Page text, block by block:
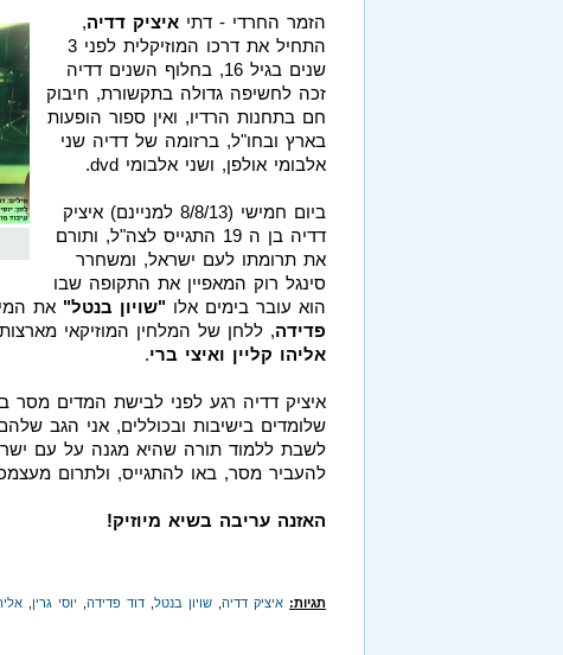
הזמר החרדי - דתי איציק דדיה,
התחיל את דרכו המוזיקלית לפני 3
שנים בגיל 16, בחלוף השנים דדיה
זכה לחשיפה גדולה בתקשורת, חיבוק
חם בתחנות הרדיו, ואין ספור הופעות
בארץ ובחו"ל, ברזומה של דדיה שני
אלבומי אולפן, ושני אלבומי dvd.
ביום חמישי (8/8/13 למניינם) איציק
דדיה בן ה 19 התגייס לצה"ל, ותורם
את תרומתו לעם ישראל, ומשחרר
סינגל רוק המאפיין את התקופה שבו
הוא עובר בימים אלו "שויון בנטל" את
פדידה, ללחן של המלחין המוזיקאי
אליהו קליין ואיצי ברי.
שלומדים בישיבות ובכוללים, אני הגב
לשבת ללמוד תורה שהיא מגנה על עם
להעביר מסר, באו להתגייס, ולתרום
האזנה עריבה בשיא מיוזיק!
תגיות: איציק דדיה שויון בנטל דוד פדידה יוסי גרין